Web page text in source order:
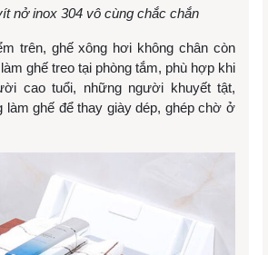
nở inox 304 vô cùng chắc chắn
trên, ghế xông hơi không chân còn
ghế treo tại phòng tắm, phù hợp khi
cao tuổi, những người khuyết tật,
làm ghế để thay giày dép, ghép chờ ở